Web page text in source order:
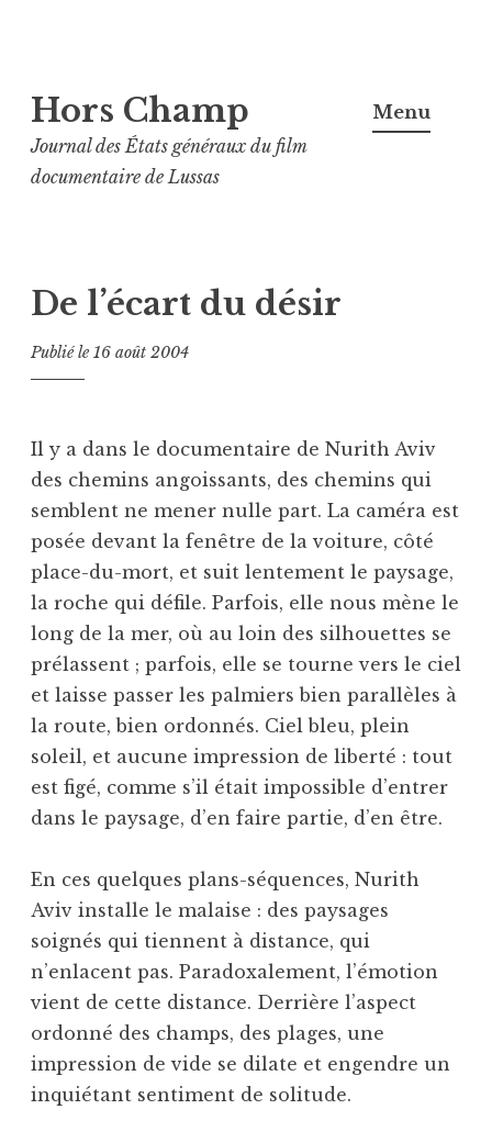
au
contenu
principal
Hors Champ
Journal des États généraux du film
documentaire de Lussas
Menu
De l’écart du désir
Publié le16 août 2004
Il y a dans le documentaire de Nurith Aviv
des chemins angoissants, des chemins qui
semblent ne mener nulle part. La caméra est
posée devant la fenêtre de la voiture, côté
place-du-mort, et suit lentement le paysage,
la roche qui défile. Parfois, elle nous mène le
long de la mer, où au loin des silhouettes se
prélassent ; parfois, elle se tourne vers le ciel
et laisse passer les palmiers bien parallèles à
la route, bien ordonnés. Ciel bleu, plein
soleil, et aucune impression de liberté : tout
est figé, comme s’il était impossible d’entrer
dans le paysage, d’en faire partie, d’en être.
En ces quelques plans-séquences, Nurith
Aviv installe le malaise : des paysages
soignés qui tiennent à distance, qui
n’enlacent pas. Paradoxalement, l’émotion
vient de cette distance. Derrière l’aspect
ordonné des champs, des plages, une
impression de vide se dilate et engendre un
inquiétant sentiment de solitude.